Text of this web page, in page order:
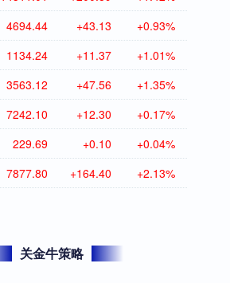
4694.44 +43.13 +0.93%
1134.24 +11.37 +1.01%
3563.12 +47.56 +1.35%
7242.10 +12.30 +0.17%
229.69 +0.10 +0.04%
7877.80 +164.40 +2.13%
关金牛策略